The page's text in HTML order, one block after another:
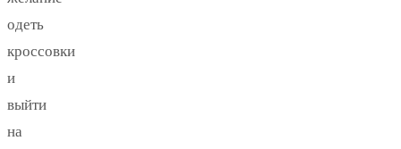
одеть
кроссовки
и
выйти
на